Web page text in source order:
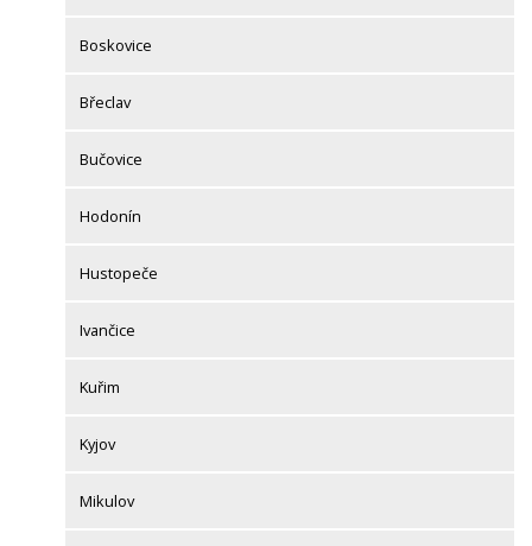
Boskovice
Břeclav
Bučovice
Hodonín
Hustopeče
Ivančice
Kuřim
Kyjov
Mikulov